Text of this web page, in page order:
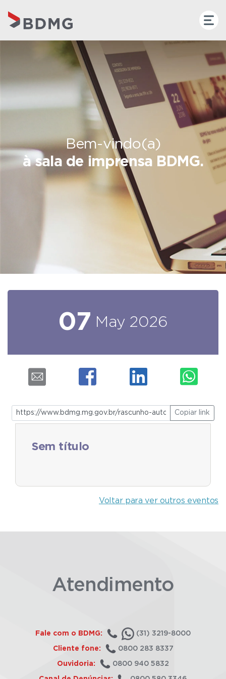
Bem-vindo(a)
à sala de imprensa BDMG.
07 May 2026
Copiar link
Sem título
Voltar para ver outros eventos
Atendimento
Fale com o BDMG: (31) 3219-8000
Cliente fone: 0800 283 8337
Ouvidoria: 0800 940 5832